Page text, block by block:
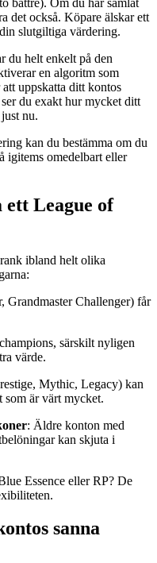
det också. Köpare älskar ett
slutgiltiga värdering.
du helt enkelt på den
en algoritm som
uppskatta ditt kontos
du exakt hur mycket ditt
nu.
kan du bestämma om du
omedelbart eller
League of
ibland helt olika
Grandmaster Challenger) får
särskilt nyligen
värde.
Mythic, Legacy) kan
är värt mycket.
: Äldre konton med
kan skjuta i
Essence eller RP? De
sanna